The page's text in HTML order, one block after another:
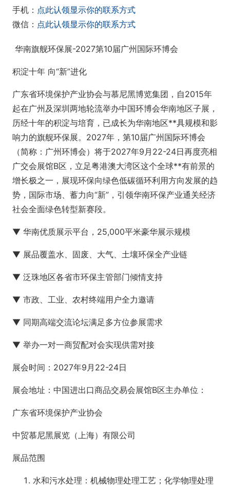
手机： 点此认领显示你的联系方式
微信： 点此认领显示你的联系方式
华南旗舰环保展-2027第10届广州国际环博会
积淀十年 向“新”进化
广东省环境保护产业协会与慕尼黑博览集团，自2015年
起在广州及深圳两地轮流举办中国环博会华南地区子展，
历经十年的积淀与培育，已成长为华南地区**具规模和影
响力的旗舰环保展。2027年，第10届广州国际环博会
（简称：广州环博会）将于2027年9月22-24日再度亮相
广交会展馆B区，立足粤港澳大湾区这个全球**有前景的
增长极之一，展现环保向绿色低碳循环利用方向发展的趋
势，国际市场、蓄力向“新”，引领华南环保产业通关经济
社会全面绿色转型新赛段。
▼ 华南优质展示平台，25,000平米豪华展示规模
▼ 展品覆盖水、固废、大气、土壤环保全产业链
▼ 泛珠地区各省市环保主管部门倾情支持
▼ 市政、工业、农村终端用户全力邀请
▼ 同期高端交流论坛满足多方位参展需求
▼ 举办一对一商贸配对会实现供需对接
展会时间：2027年9月22-24日
展会地址：中国进出口商品交易会展馆B区主办单位：
广东省环境保护产业协会
中贸慕尼黑展览（上海）有限公司
展品范围
水和污水处理：机械物理处理工艺；化学物理处理